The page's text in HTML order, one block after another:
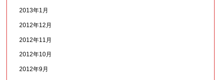
2013年1月
2012年12月
2012年11月
2012年10月
2012年9月